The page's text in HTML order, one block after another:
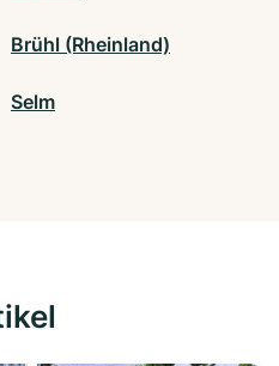
Brühl (Rheinland)
Selm